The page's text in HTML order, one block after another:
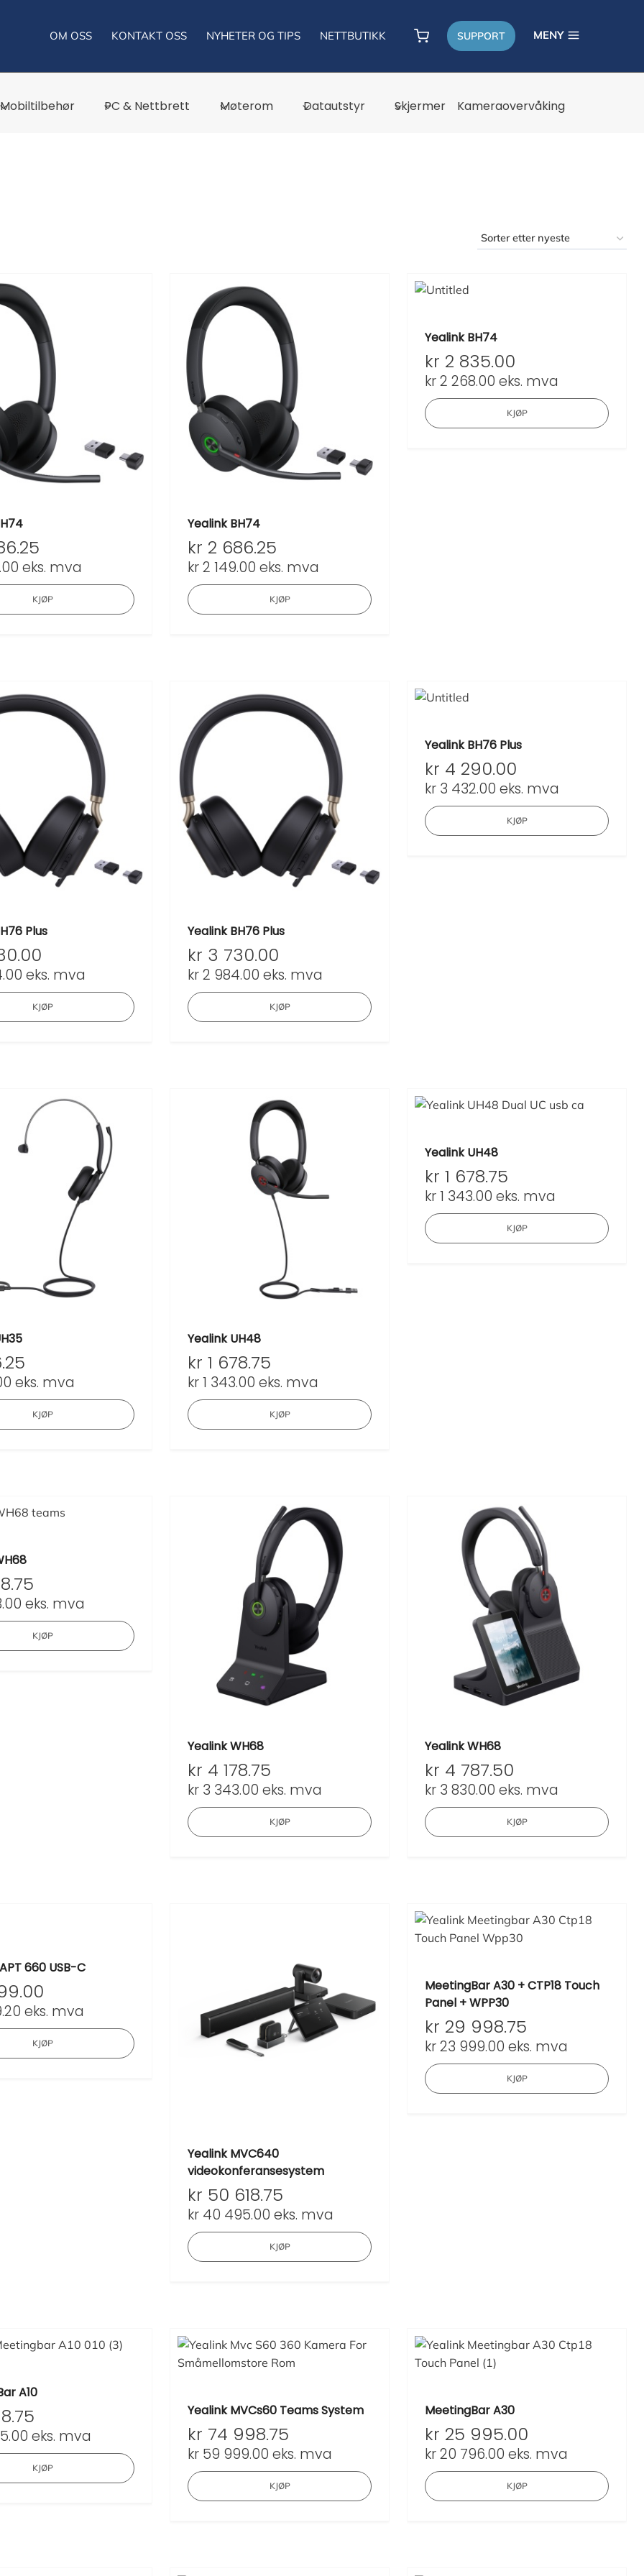
OM OSS KONTAKT OSS NYHETER OG TIPS NETTBUTIKK SUPPORT MENY
Mobiltilbehør PC & Nettbrett Møterom Datautstyr Skjermer Kameraovervåking
eks. mva
KJØP
Yealink BH74
kr 2 686.25
kr2 149.00 eks. mva
KJØP
Yealink BH74
kr 2 835.00
kr2 268.00 eks. mva
KJØP
Plus
eks. mva
KJØP
Yealink BH76 Plus
kr 3 730.00
kr2 984.00 eks. mva
KJØP
Yealink BH76 Plus
kr 4 290.00
kr 3 432.00 eks. mva
KJØP
eks. mva
KJØP
Yealink UH48
kr 1 678.75
kr1 343.00 eks. mva
KJØP
Yealink UH48
kr 1 678.75
kr1 343.00 eks. mva
KJØP
eks. mva
KJØP
Yealink WH68
kr 4 178.75
kr 3 343.00 eks. mva
KJØP
Yealink WH68
kr 4 787.50
kr 3 830.00 eks. mva
KJØP
660 USB-C
eks. mva
KJØP
Yealink MVC640
videokonferansesystem
kr 50 618.75
kr 40 495.00 eks. mva
KJØP
MeetingBar A30 + CTP18 Touch
Panel + WPP30
kr 29 998.75
kr23 999.00 eks. mva
KJØP
A10
eks. mva
KJØP
Yealink MVCs60 Teams System
kr 74 998.75
kr 59 999.00 eks. mva
KJØP
MeetingBar A30
kr 25 995.00
kr20 796.00 eks. mva
KJØP